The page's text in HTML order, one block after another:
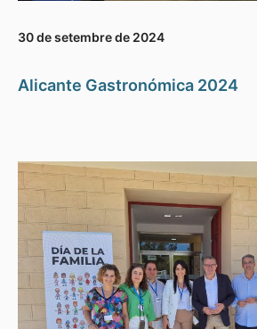
30 de setembre de 2024
Alicante Gastronómica 2024